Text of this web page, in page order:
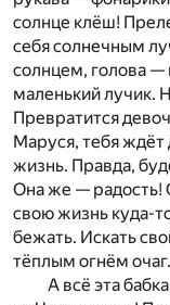
солнце клёш!
себя солнечным
солнцем, голова
маленький лучик.
Превратится
Маруся, тебя ждёт
жизнь. Правда,
Она же — радость!
свою жизнь куда-
бежать. Искать
тёплым огнём очаг.
А всё эта